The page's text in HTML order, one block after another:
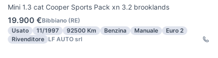
Mini 1.3 cat Cooper Sports Pack xn 3.2 brooklands
19.900 €Bibbiano (RE)
Usato
11/1997 92500 Km Benzina Manuale
Euro 2
Rivenditore LF AUTO srl